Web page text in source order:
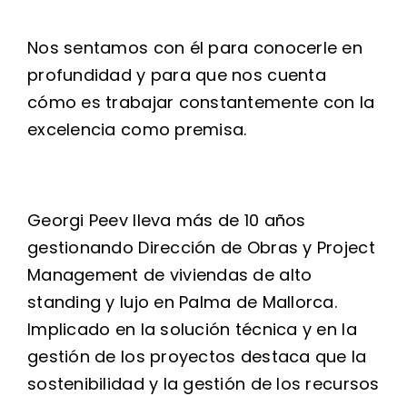
Nos sentamos con él para conocerle en
profundidad y para que nos cuenta
cómo es trabajar constantemente con la
excelencia como premisa.
Georgi Peev lleva más de 10 años
gestionando Dirección de Obras y Project
Management de viviendas de alto
standing y lujo en Palma de Mallorca.
Implicado en la solución técnica y en la
gestión de los proyectos destaca que la
sostenibilidad y la gestión de los recursos